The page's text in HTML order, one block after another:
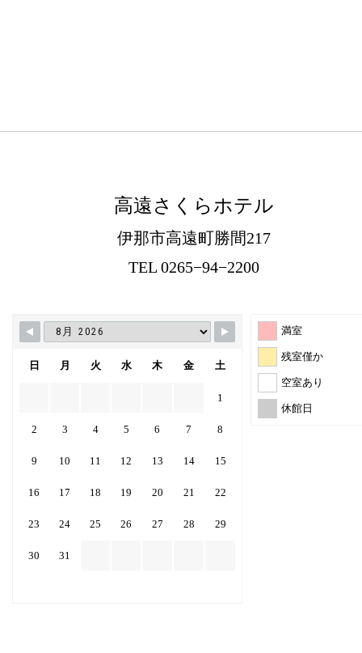
高遠さくらホテル
伊那市高遠町勝間217
TEL 0265−94−2200
満室
残室僅か
空室あり
休館日
日 月 火 水 木 金 土
1
2 3 4 5 6 7 8
9 10 11 12 13 14 15
16 17 18 19 20 21 22
23 24 25 26 27 28 29
30 31